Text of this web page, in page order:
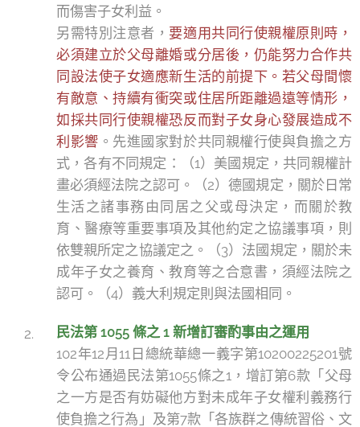
而傷害子女利益。
另需特別注意者， 要適用共同行使親權原則時，
必須建立於父母離婚或分居後，仍能努力合作共
同設法使子女適應新生活的前提下。若父母間懷
有敵意、持續有衝突或住居所距離過遠等情形，
如採共同行使親權恐反而對子女身心發展造成不
利影響 。先進國家對於共同親權行使與負擔之方
式，各有不同規定：（1）美國規定，共同親權計
畫必須經法院之認可。（2）德國規定，關於日常
生活之諸事務由同居之父或母決定，而關於教
育、醫療等重要事項及其他約定之協議事項，則
依雙親所定之協議定之。（3）法國規定，關於未
成年子女之養育、教育等之合意書，須經法院之
認可。（4）義大利規定則與法國相同。
民法第 1055 條之 1 新增訂審酌事由之運用
102年12月11日總統華總一義字第10200225201號
令公布通過民法第1055條之1，增訂第6款「父母
之一方是否有妨礙他方對未成年子女權利義務行
使負擔之行為」及第7款「各族群之傳統習俗、文